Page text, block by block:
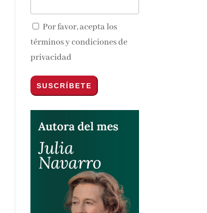
Por favor, acepta los
términos y condiciones de
privacidad